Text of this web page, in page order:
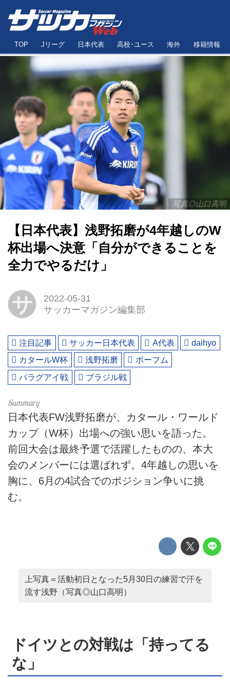
TOP Jリーグ 日本代表 高校･ユース 海外 移籍情報
写真◎山口高明
【日本代表】浅野拓磨が4年越しのW
杯出場へ決意「自分ができることを
全力でやるだけ」
サ
2022-05-31
サッカーマガジン編集部
注目記事 サッカー日本代表 A代表
daihyo
カタールW杯
浅野拓磨
ボーフム
パラグアイ戦
ブラジル戦
日本代表FW浅野拓磨が、カタール・ワールド
カップ（W杯）出場への強い思いを語った。
前回大会は最終予選で活躍したものの、本大
会のメンバーには選ばれず。4年越しの思いを
胸に、6月の4試合でのポジション争いに挑
む。
上写真＝活動初日となった5月30日の練習で汗を
流す浅野（写真◎山口高明）
ドイツとの対戦は「持ってる
な」